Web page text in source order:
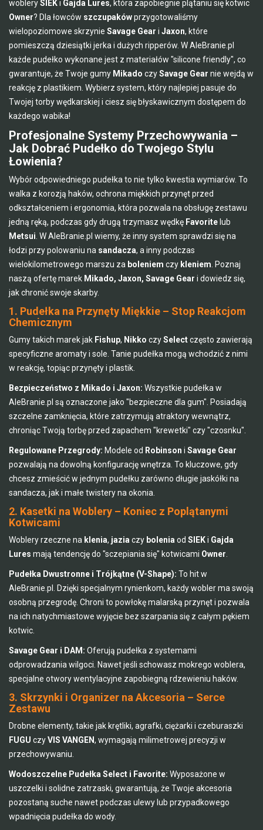
woblerySIEKi Gajda Lures, która zapobiegnie plątaniu się kotwic
Owner? Dla łowców szczupakówprzygotowaliśmy
wielopoziomowe skrzynie Savage Gear i Jaxon, które
pomieszczą dziesiątki jerka i dużych ripperów. W AleBranie.pl
każde pudełko wykonane jest z materiałów "silicone friendly", co
gwarantuje, że Twoje gumy Mikado czySavage Gear nie wejdą w
reakcję z plastikiem. Wybierz system, który najlepiej pasuje do
Twojej torby wędkarskiej i ciesz się błyskawicznym dostępem do
każdego wabika!
Profesjonalne Systemy Przechowywania –
Jak Dobrać Pudełko do Twojego Stylu
Łowienia?
Wybór odpowiedniego pudełka to nie tylko kwestia wymiarów. To
walka z korozją haków, ochrona miękkich przynęt przed
odkształceniem i ergonomia, która pozwala na obsługę zestawu
jedną ręką, podczas gdy drugą trzymasz wędkę Favorite lub
Metsui . W AleBranie.pl wiemy, że inny system sprawdzi się na
łodzi przy polowaniu na sandacza, a inny podczas
wielokilometrowego marszu za boleniem czy kleniem . Poznaj
naszą ofertę marek Mikado, Jaxon, Savage Gear i dowiedz się,
jak chronić swoje skarby.
1. Pudełka na Przynęty Miękkie – Stop Reakcjom
Chemicznym
Gumy takich marek jak Fishup, Nikko czySelectczęsto zawierają
specyficzne aromaty i sole. Tanie pudełka mogą wchodzić z nimi
w reakcję, topiąc przynęty i plastik.
Bezpieczeństwo z Mikado i Jaxon: Wszystkie pudełka w
AleBranie.pl są oznaczone jako "bezpieczne dla gum". Posiadają
szczelne zamknięcia, które zatrzymują atraktory wewnątrz,
chroniąc Twoją torbę przed zapachem "krewetki" czy "czosnku".
Regulowane Przegrody: Modele od Robinson i Savage Gear
pozwalają na dowolną konfigurację wnętrza. To kluczowe, gdy
chcesz zmieścić w jednym pudełku zarówno długie jaskółki na
sandacza, jak i małe twistery na okonia.
2. Kasetki na Woblery – Koniec z Poplątanymi
Kotwicami
Woblery rzeczne na klenia, jazia czy bolenia od SIEKi Gajda
Lures mają tendencję do "sczepiania się" kotwicami Owner
Pudełka Dwustronne i Trójkątne (V-Shape): To hit w
AleBranie.pl. Dzięki specjalnym rynienkom, każdy wobler ma swoją
osobną przegrodę. Chroni to powłokę malarską przynęt i pozwala
na ich natychmiastowe wyjęcie bez szarpania się z całym pękiem
kotwic.
Savage Gear i DAM: Oferują pudełka z systemami
odprowadzania wilgoci. Nawet jeśli schowasz mokrego woblera,
specjalne otwory wentylacyjne zapobiegną rdzewieniu haków.
3. Skrzynki i Organizer na Akcesoria – Serce
Zestawu
Drobne elementy, takie jak krętliki, agrafki, ciężarki i czeburaszki
FUGU czyVIS VANGEN, wymagają milimetrowej precyzji w
przechowywaniu.
Wodoszczelne Pudełka Select i Favorite: Wyposażone w
uszczelki i solidne zatrzaski, gwarantują, że Twoje akcesoria
pozostaną suche nawet podczas ulewy lub przypadkowego
wpadnięcia pudełka do wody.